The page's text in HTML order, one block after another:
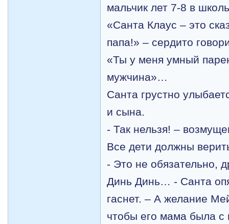
мальчик лет 7-8 в
«Санта Клаус – это
папа!» – сердито
«Ты у меня умный
мужчина»…
Санта грустно
и сына.
- Так нельзя! –
Все дети должны
- Это не обязательно,
Динь Динь… - Санта
гаснет. – А желание
чтобы его мама была с